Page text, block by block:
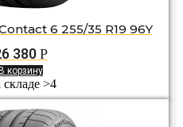
6 255/35 R19 96Y
380Р
корзину
>4